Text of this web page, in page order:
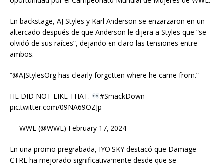
En backstage, AJ Styles y Karl Anderson se enzarzaron en un
altercado después de que Anderson le dijera a Styles que “se
olvidó de sus raíces”, dejando en claro las tensiones entre
ambos.
“@AJStylesOrg has clearly forgotten where he came from.”
HE DID NOT LIKE THAT.
#SmackDown
pic.twitter.com/09NA69OZJp
— WWE (@WWE) February 17, 2024
En una promo pregrabada, IYO SKY destacó que Damage
CTRL ha mejorado significativamente desde que se